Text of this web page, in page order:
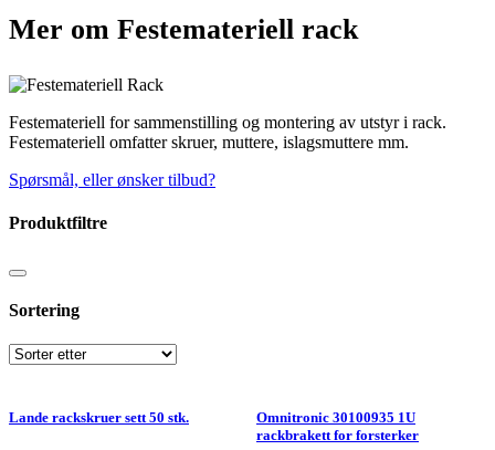
Mer om Festemateriell rack
Festemateriell for sammenstilling og montering av utstyr i rack.
Festemateriell omfatter skruer, muttere, islagsmuttere mm.
Spørsmål, eller ønsker tilbud?
Produktfiltre
Sortering
Lande rackskruer sett 50 stk.
Omnitronic 30100935 1U
rackbrakett for forsterker